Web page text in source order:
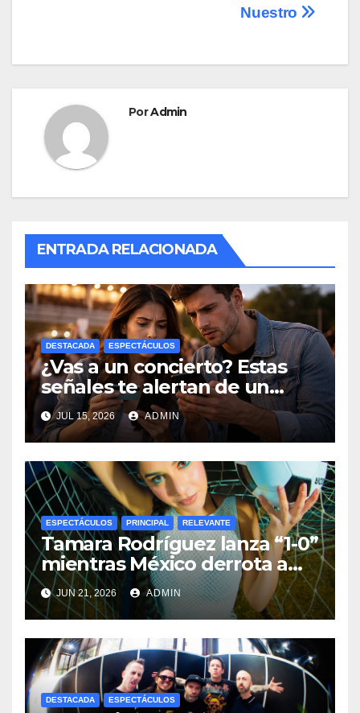
Nuestro
PorAdmin
ENTRADA RELACIONADA
DESTACADA ESPECTÁCULOS
¿Vas a un concierto? Estas
señales te alertan de un
posible fraude financiero
JUL 15, 2026 ADMIN
ESPECTÁCULOS PRINCIPAL RELEVANTE
Tamara Rodríguez lanza “1-0”
mientras México derrota a
Corea 1-0
JUN 21, 2026 ADMIN
DESTACADA ESPECTÁCULOS